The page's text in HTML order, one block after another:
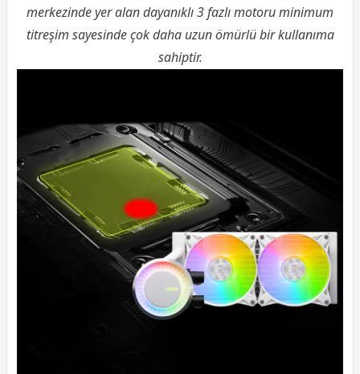
merkezinde yer alan dayanıklı 3 fazlı motoru minimum
titreşim sayesinde çok daha uzun ömürlü bir kullanıma
sahiptir.